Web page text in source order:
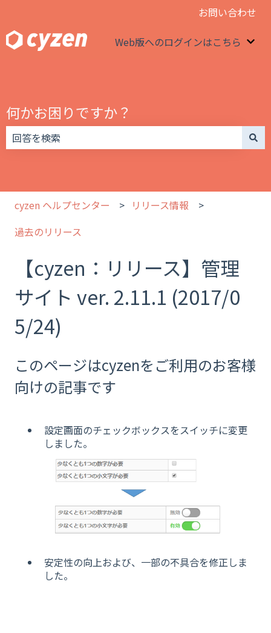
お問い合わせ
Web版へのログインはこちら
何かお困りですか？
cyzen ヘルプセンター
リリース情報
過去のリリース
【cyzen：リリース】管理
サイト ver. 2.11.1 (2017/0
5/24)
このページはcyzenをご利用のお客様
向けの記事です
設定画面のチェックボックスをスイッチに変更
しました。
安定性の向上および、一部の不具合を修正しま
した。